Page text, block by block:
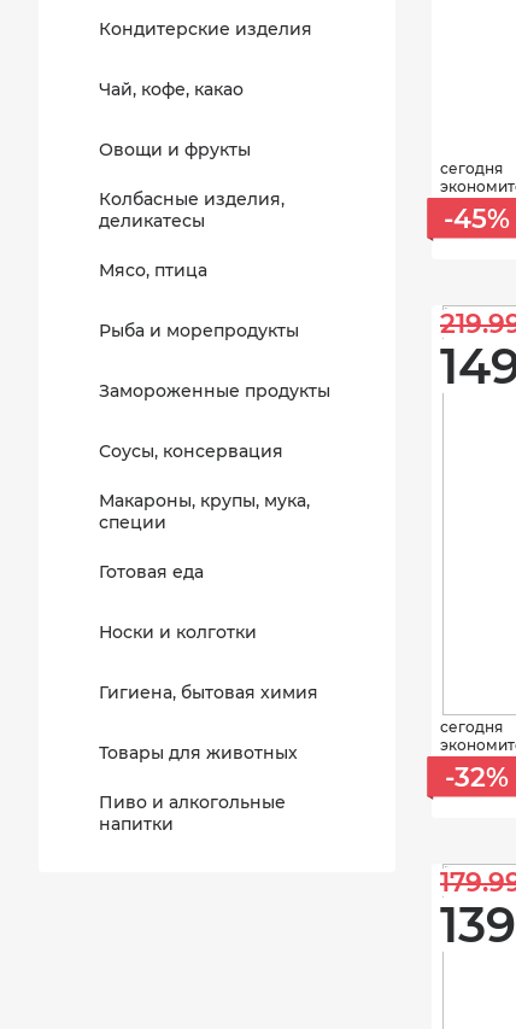
Кондитерские изделия
Чай, кофе, какао
Овощи и фрукты
Колбасные изделия,
деликатесы
Мясо, птица
Рыба и морепродукты
Замороженные продукты
Соусы, консервация
Макароны, крупы, мука,
специи
Готовая еда
Носки и колготки
Гигиена, бытовая химия
Товары для животных
Пиво и алкогольные
напитки
сегодня
-45%
сегодня
-32%